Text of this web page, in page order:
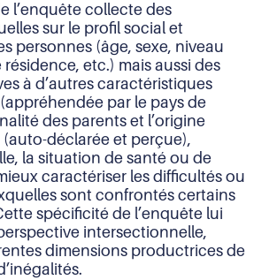
l’enquête collecte des
sur le profil social et
personnes (âge, sexe, niveau
etc.) mais aussi des
à d’autres caractéristiques
par le pays de
des parents et l’origine
déclarée et perçue),
la situation de santé ou de
caractériser les difficultés ou
sont confrontés certains
spécificité de l’enquête lui
intersectionnelle,
dimensions productrices de